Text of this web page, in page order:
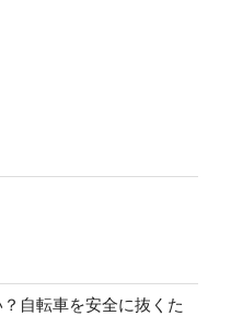
自転車を安全に抜くた